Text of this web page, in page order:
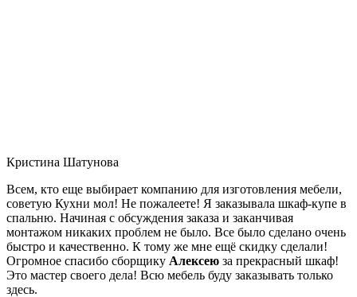
Кристина Шатунова
Всем, кто еще выбирает компанию для изготовления мебели,
советую Кухни мол! Не пожалеете! Я заказывала шкаф-купе в
спальню. Начиная с обсуждения заказа и заканчивая
монтажом никаких проблем не было. Все было сделано очень
быстро и качественно. К тому же мне ещё скидку сделали!
Огромное спасибо сборщику Алексею за прекрасный шкаф!
Это мастер своего дела! Всю мебель буду заказывать только
здесь.